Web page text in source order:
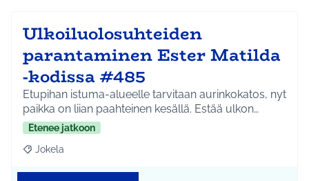
Ulkoiluolosuhteiden
parantaminen Ester Matilda
-kodissa #485
Etupihan istuma-alueelle tarvitaan aurinkokatos, nyt
paikka on liian paahteinen kesällä. Estää ulkon…
Etenee jatkoon
Rajaa tulokset aihepiirin mukaan: Jokela
Jokela